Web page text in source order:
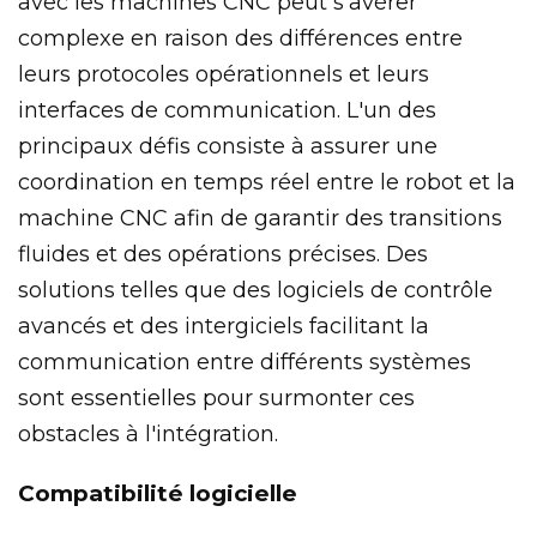
complexe en raison des différences entre
leurs protocoles opérationnels et leurs
interfaces de communication. L'un des
principaux défis consiste à assurer une
coordination en temps réel entre le robot et la
machine CNC afin de garantir des transitions
fluides et des opérations précises. Des
solutions telles que des logiciels de contrôle
avancés et des intergiciels facilitant la
communication entre différents systèmes
sont essentielles pour surmonter ces
obstacles à l'intégration.
Compatibilité logicielle